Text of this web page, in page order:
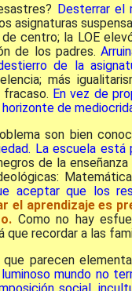
Desterrar el
asignaturas
centro; la LOE
de los padres.
de la
más
En vez de
de
son bien
La escuela
de la
aceptar que los
el aprendizaje es
Como no hay
que recordar a las
parecen
mundo no